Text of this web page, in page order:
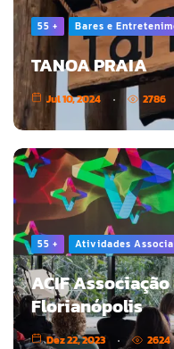
55 + Bares e
TANOA PRAIA
Jul 10, 2024 2786
55 + Atividades
ACIF
Florianópolis
Dez 22, 2023 2624